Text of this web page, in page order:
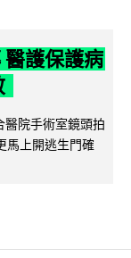
護保護病
院手術室鏡頭拍
馬上開逃生門確